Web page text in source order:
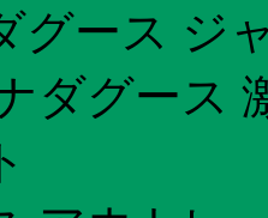
グース ジ
ダグース